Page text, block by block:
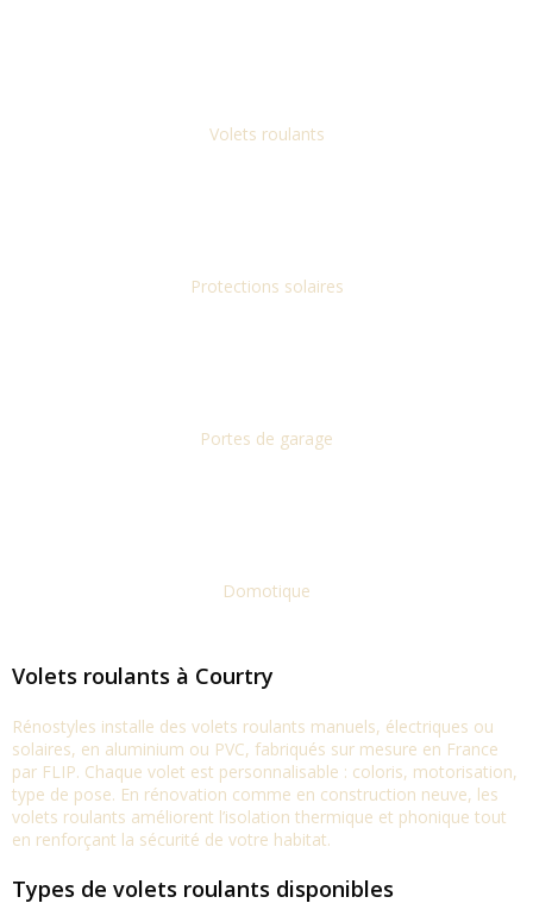
Volets roulants
Protections solaires
Portes de garage
Domotique
Volets roulants à Courtry
Rénostyles installe des volets roulants manuels, électriques ou
solaires, en aluminium ou PVC, fabriqués sur mesure en France
par FLIP. Chaque volet est personnalisable : coloris, motorisation,
type de pose. En rénovation comme en construction neuve, les
volets roulants améliorent l’isolation thermique et phonique tout
en renforçant la sécurité de votre habitat.
Types de volets roulants disponibles